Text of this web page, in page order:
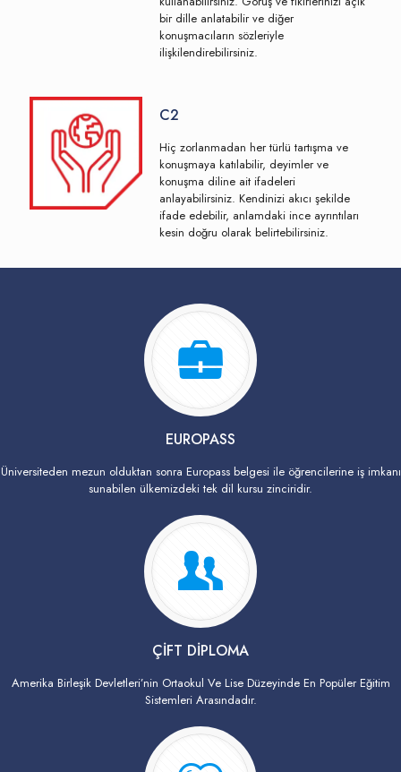
bir dille anlatabilir ve diğer
konuşmacıların sözleriyle
ilişkilendirebilirsiniz.
C2
Hiç zorlanmadan her türlü tartışma ve
konuşmaya katılabilir, deyimler ve
konuşma diline ait ifadeleri
anlayabilirsiniz. Kendinizi akıcı şekilde
ifade edebilir, anlamdaki ince ayrıntıları
kesin doğru olarak belirtebilirsiniz.
EUROPASS
Üniversiteden mezun olduktan sonra Europass belgesi ile öğrencilerine iş imkanı
sunabilen ülkemizdeki tek dil kursu zinciridir.
ÇİFT DİPLOMA
Amerika Birleşik Devletleri’nin Ortaokul Ve Lise Düzeyinde En Popüler Eğitim
Sistemleri Arasındadır.